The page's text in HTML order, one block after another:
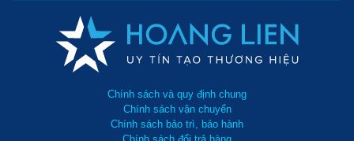
Chính sách và quy định chung
Chính sách vận chuyển
Chính sách bảo trì, bảo hành